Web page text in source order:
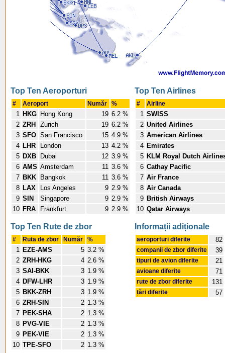
Top Ten Aeroporturi
# Aeroport Număr %
1 HKG Hong Kong 19 6.2 %
2 ZRH Zurich 19 6.2 %
3 SFO San Francisco 15 4.9 %
4 LHR London 13 4.2 %
5 DXB Dubai 12 3.9 %
6 AMS Amsterdam 11 3.6 %
7 BKK Bangkok 11 3.6 %
8 LAX Los Angeles 9 2.9 %
9 SIN Singapore 9 2.9 %
10 FRA Frankfurt 9 2.9 %
Top Ten Airlines
# Airline
1 SWISS
2 United Airlines
3 American Airlines
4 Emirates
5 KLM Royal Dutch
6 Cathay Pacific
7 Air France
8 Air Canada
9 British Airways
10 Qatar Airways
Top Ten Rute de zbor
# Ruta de zbor Număr %
1 EZE-AMS 5 3.2 %
2 ZRH-HKG 4 2.6 %
3 SAI-BKK 3 1.9 %
4 DFW-LHR 3 1.9 %
5 BKK-ZRH 3 1.9 %
6 ZRH-SIN 2 1.3 %
7 PEK-SHA 2 1.3 %
8 PVG-VIE 2 1.3 %
9 PEK-VIE 2 1.3 %
10 TPE-SFO 2 1.3 %
Informații adiționale
aeroporturi diferite 82
companii de zbor diferite 39
tipuri de avion diferite 21
avioane diferite 71
rute de zbor diferite 131
țări diferite 57